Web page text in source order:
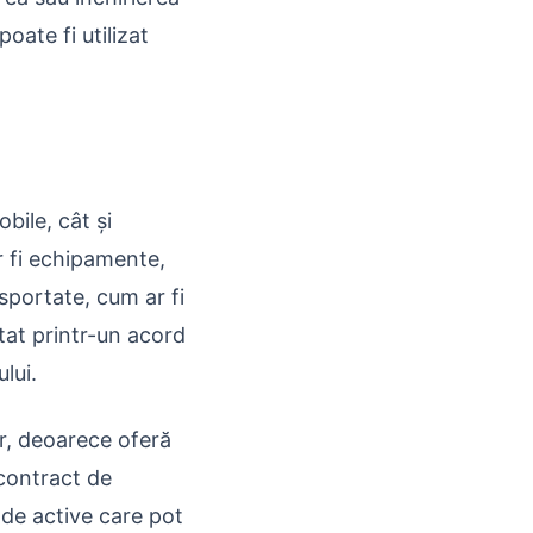
fi utilizat
cât și
fi echipamente,
cum ar fi
printr-un acord
deoarece oferă
de
active care pot